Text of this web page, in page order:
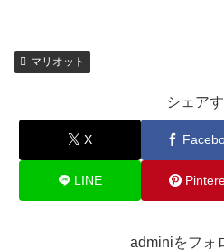
マリオット
シェア
X
LINE
adminiをフォ